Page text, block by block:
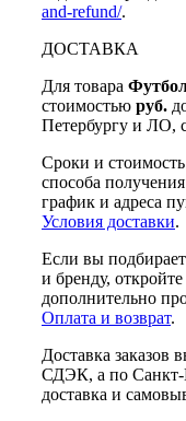
and-refund/.
ДОСТАВКА
Для товара
стоимостью руб.
Петербургу и ЛО,
Сроки и стоимость
способа
график и адреса
Условия доставки.
Если вы
и бренду,
дополнительно
Оплата и возврат.
Доставка заказов
СДЭК, а по Санкт-
доставка и